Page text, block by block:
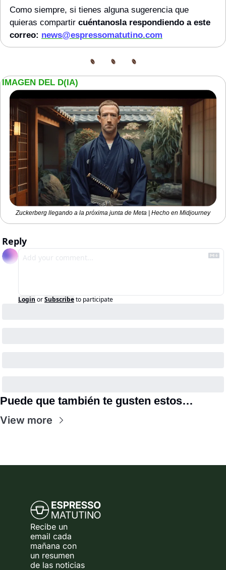
Como siempre, si tienes alguna sugerencia que
quieras compartir cuéntanosla respondiendo a este
correo: news@espressomatutino.com
IMAGEN DEL D(IA)
Zuckerberg llegando a la próxima junta de Meta | Hecho en Midjourney
Reply
Login orSubscribeto participate
Puede que también te gusten estos…
View more
Recibe un
email cada
mañana con
un resumen
de las noticias